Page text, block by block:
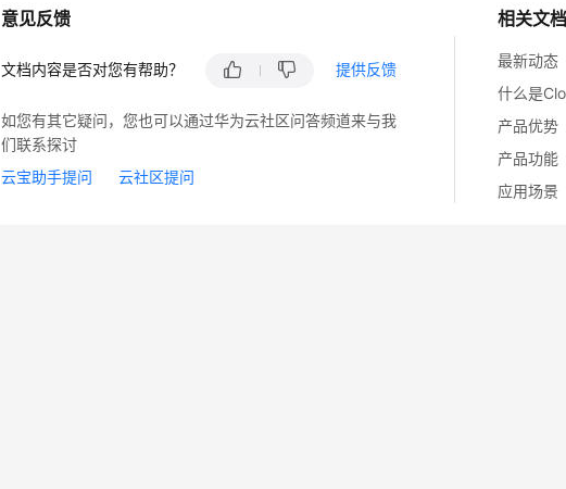
相关文档
最新动态
什么是
产品优势
产品功能
应用场景
意见反馈
文档内容是否对您有帮助？ 提供反馈
如您有其它疑问，您也可以通过华为云社区问答频道来与我
们联系探讨
云宝助手提问
云社区提问